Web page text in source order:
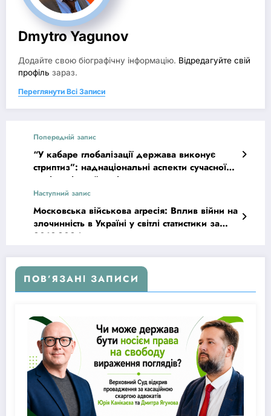
Dmytro Yagunov
Додайте свою біографічну інформацію. Відредагуйте свій
профіль зараз.
Переглянути Всі Записи
Попередній запис
“У кабаре глобалізації держава виконує
стриптиз”: наднаціональні аспекти сучасної
пенітенціарної політики
Наступний запис
Московська військова агресія: Вплив війни на
злочинність в Україні у світлі статистики за
2013-2024 роки
ПОВ’ЯЗАНІ ЗАПИСИ